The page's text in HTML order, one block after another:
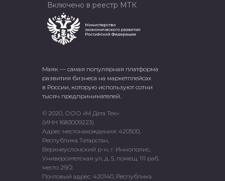
Маяк — самая популярная платформа
развития бизнеса на маркетплейсах
в России, которую используют сотни
тысяч предпринимателей.
© 2020, ООО «М Дата Тек»
(ИНН 1683009223)
Адрес местонахождения: 420500,
Республика Татарстан,
Верхнеуслонский р-н, г. Иннополис,
Университетская ул, д. 5, помещ. 111 раб.
место 29/2.
Почтовый адрес: 420140, Республика
Включено в реестр МТК